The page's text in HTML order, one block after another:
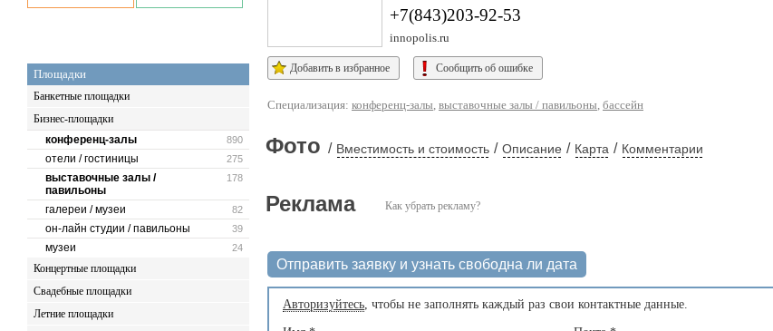
Площадки
Банкетные площадки
Бизнес-площадки
890
конференц-залы
275
отели / гостиницы
178
выставочные залы /
павильоны
82
галереи / музеи
39
он-лайн студии / павильоны
24
музеи
Концертные площадки
Свадебные площадки
Летние площадки
+7(843)203-92-53
innopolis.ru
Добавить в избранное Сообщить об ошибке
Специализация: конференц-залы, выставочные залы / павильоны, бассейн
Фото / Вместимость и стоимость / Описание / Карта / Комментарии
Как убрать рекламу?
Реклама
Отправить заявку и узнать свободна ли дата
Авторизуйтесь, чтобы не заполнять каждый раз свои контактные данные.